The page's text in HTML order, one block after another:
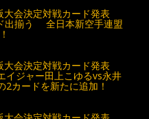
大会決定対戦カード発表
出揃う 全日本新空手連盟
大会決定対戦カード発表
イジャー田上こゆるvs永井
カードを新たに追加！